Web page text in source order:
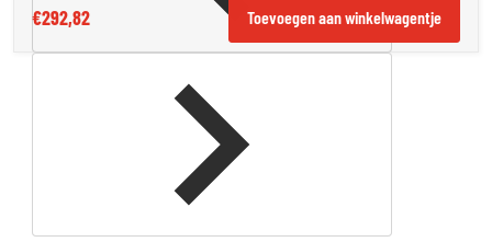
€292,82 Toevoegen aan winkelwagentje